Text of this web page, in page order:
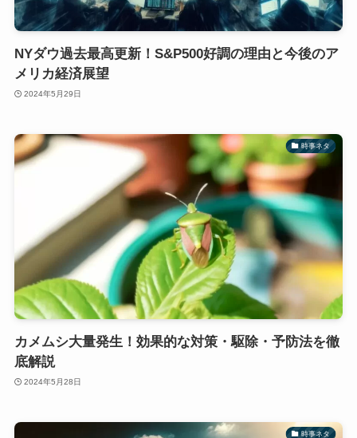
NYダウ過去最高更新！S&P500好調の理由と今後のア
メリカ経済展望
2024年5月29日
時事ネタ
カメムシ大量発生！効果的な対策・駆除・予防法を徹
底解説
2024年5月28日
時事ネタ